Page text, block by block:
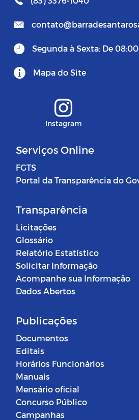
Segunda à Sexta: De
Mapa do Site
Instagram
Serviços Online
FGTS
Portal da Transparência do
Transparência
Licitações
Glossário
Relatório Estatístico
Solicitar Informação
Acompanhe sua Informação
Dados Abertos
Publicações
Documentos
Editais
Horários Funcionários
Manuais
Mensário oficial
Concurso Público
Campanhas